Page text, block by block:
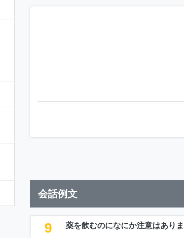
会話例文
9 薬を飲むのになにか注意はあり